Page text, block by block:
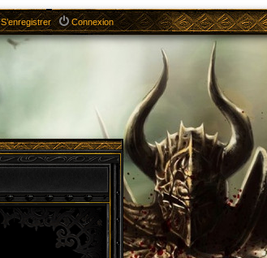
Connexion
S’enregistrer